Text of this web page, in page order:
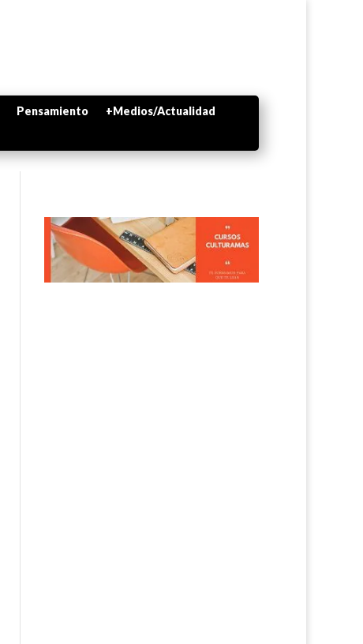
Pensamiento
+Medios/Actualidad